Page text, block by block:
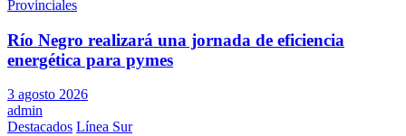
Provinciales
Río Negro realizará una jornada de eficiencia
energética para pymes
3 agosto 2026
admin
Destacados Línea Sur